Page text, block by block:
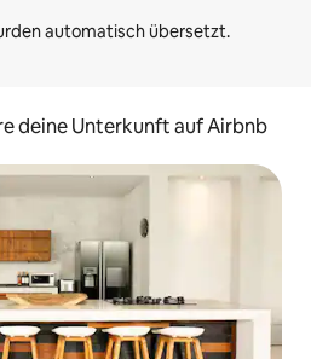
deine Unterkunft auf Airbnb